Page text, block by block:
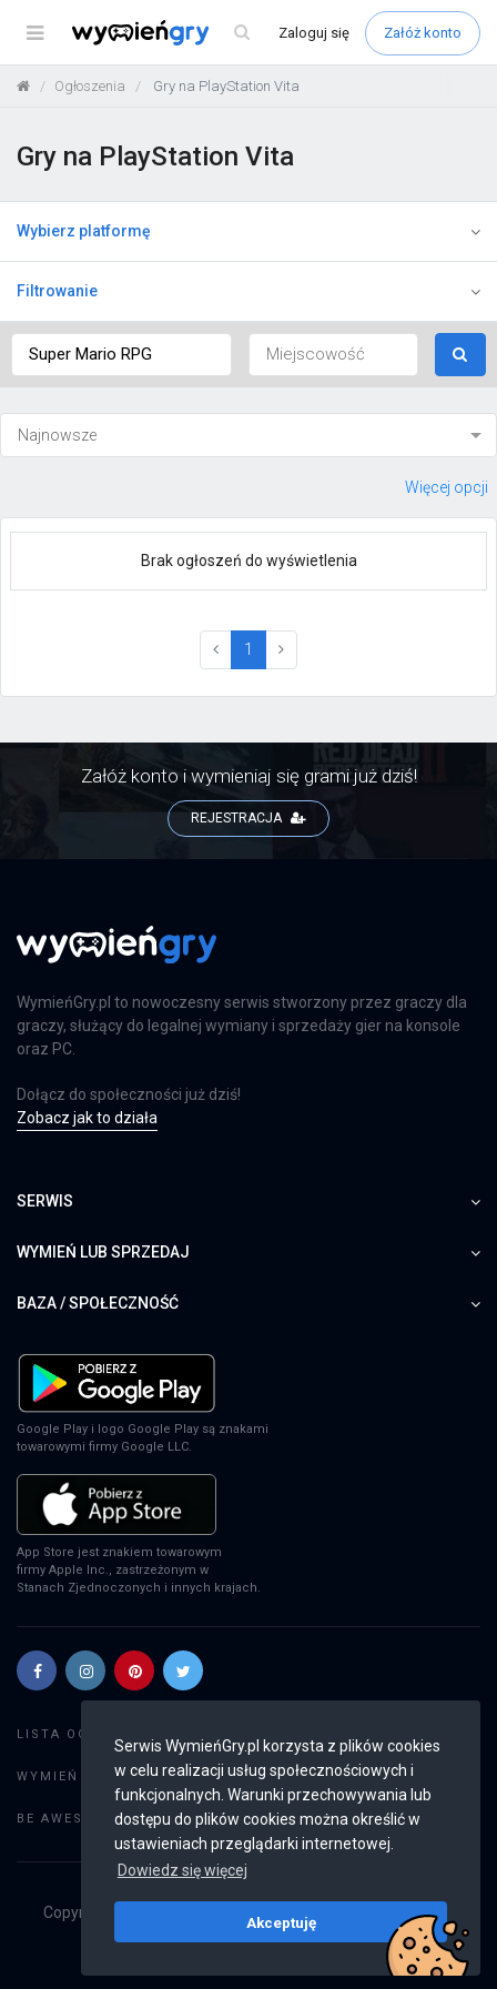
Serwis WymieńGry.pl korzysta z plików cookies
w celu realizacji usług społecznościowych i
funkcjonalnych. Warunki przechowywania lub
dostępu do plików cookies można określić w
ustawieniach przeglądarki internetowej.
Dowiedz się więcej
Akceptuję
Menu Zaloguj się Załóż konto
Ogłoszenia Gry na PlayStation Vita
Gry na PlayStation Vita
Wybierz platformę
Filtrowanie
Więcej opcji
Brak ogłoszeń do wyświetlenia
1 (current)
Załóż konto i wymieniaj się grami już dziś!
REJESTRACJA
WymieńGry.pl to nowoczesny serwis stworzony przez graczy dla
graczy, służący do legalnej wymiany i sprzedaży gier na konsole
oraz PC.
Dołącz do społeczności już dziś!
Zobacz jak to działa
SERWIS
WYMIEŃ LUB SPRZEDAJ
BAZA / SPOŁECZNOŚĆ
Google Play i logo Google Play są znakami
towarowymi firmy Google LLC.
App Store jest znakiem towarowym
firmy Apple Inc., zastrzeżonym w
Stanach Zjednoczonych i innych krajach.
LISTA OGŁOSZEŃ:
WYMIEŃ GRY: Dodaj ogłoszenie
BE AWESOME: Weryfikacja konta
Copyright © 2019 - 2026
Wszystkie prawa
v2.8.4